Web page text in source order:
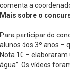
comenta a
Mais sobre o
Para participar do
alunos dos 3º anos –
Nota 10 –
água”. Os vídeos